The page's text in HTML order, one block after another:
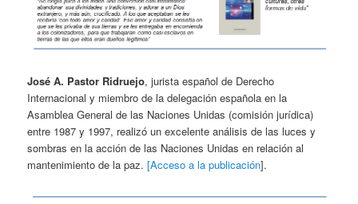
José A. Pastor Ridruejo, jurista español de Derecho
Internacional y miembro de la delegación española en la
Asamblea General de las Naciones Unidas (comisión jurídica)
entre 1987 y 1997, realizó un excelente análisis de las luces y
sombras en la acción de las Naciones Unidas en relación al
mantenimiento de la paz.[Acceso a la publicación].